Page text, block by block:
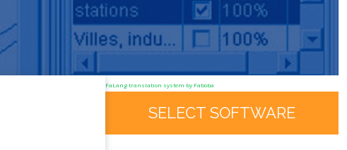
FaLang translation system by Faboba
SELECT SOFTWARE